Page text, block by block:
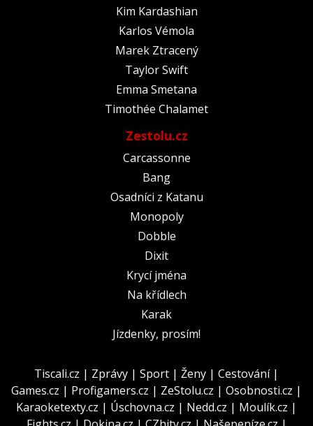
Kim Kardashian
Karlos Vémola
Marek Ztracený
Taylor Swift
Emma Smetana
Timothée Chalamet
Zestolu.cz
Carcassonne
Bang
Osadníci z Katanu
Monopoly
Dobble
Dixit
Krycí jména
Na křídlech
Karak
Jízdenky, prosím!
Tiscali.cz | Zprávy | Sport | Ženy | Cestování|
Games.cz | Profigamers.cz | ZeStolu.cz | Osobnosti.cz |
Karaoketexty.cz | Úschovna.cz | Nedd.cz | Moulík.cz |